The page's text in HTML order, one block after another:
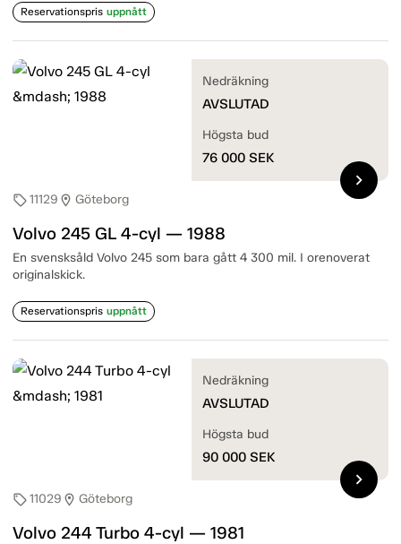
Reservationspris uppnått
sell11129 location_on Göteborg
Volvo 245 GL 4-cyl — 1988
En svensksåld Volvo 245 som bara gått 4 300 mil. I orenoverat
originalskick.
Reservationspris uppnått
Nedräkning
AVSLUTAD
Högsta bud
76 000 SEK
chevron_right
sell11029 location_on Göteborg
Volvo 244 Turbo 4-cyl — 1981
Nedräkning
AVSLUTAD
Högsta bud
90 000 SEK
chevron_right